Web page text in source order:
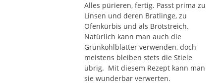
Alles pürieren, fertig. Passt prima zu
Linsen und deren Bratlinge, zu
Ofenkürbis und als Brotstreich.
Natürlich kann man auch die
Grünkohlblätter verwenden, doch
meistens bleiben stets die Stiele
übrig. Mit diesem Rezept kann man
sie wunderbar verwerten.